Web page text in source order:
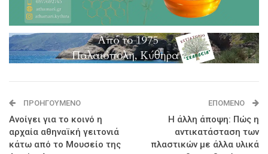
ΠΡΟΗΓΟΎΜΕΝΟ
Ανοίγει για το κοινό η
αρχαία αθηναϊκή γειτονιά
κάτω από το Μουσείο της
ΕΠΌΜΕΝΟ
Η άλλη άποψη: Πώς η
αντικατάσταση των
πλαστικών με άλλα υλικά